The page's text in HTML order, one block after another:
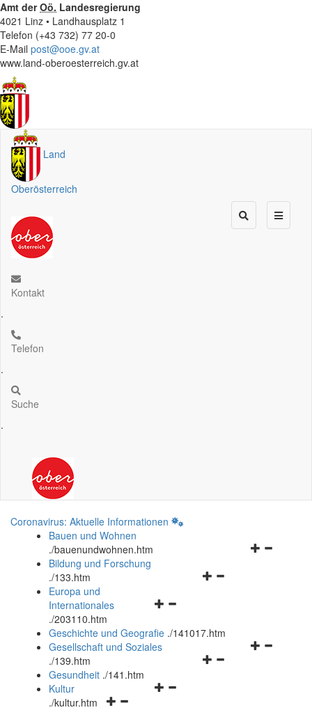
Amt derOö. Landesregierung
4021 Linz • Landhausplatz 1
Telefon (+43 732) 77 20-0
E-Mail post@ooe.gv.at
www.land-oberoesterreich.gv.at
Land
Oberösterreich
Kontakt
.
Telefon
.
Suche
.
Coronavirus: Aktuelle Informationen
Bauen und Wohnen
./bauenundwohnen.htm
Navigationsmenü
Bildung und Forschung
./133.htm
Navigationsmenü
und
schließen
Europa und
Internationales
./203110.htm
Geschichte und Geografie ./141017.htm
Navigationsmenü
Gesellschaft und Soziales
./139.htm
Navigationsmenü
Gesundheit ./141.htm
Navigationsmenü
Kultur
./kultur.htm